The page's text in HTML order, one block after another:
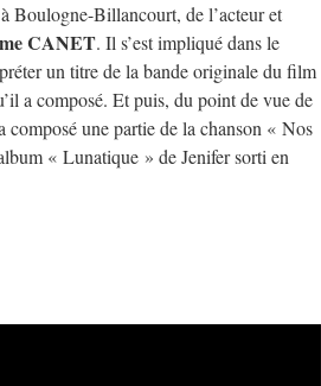
Boulogne-Billancourt, de l’acteur et
CANET. Il s’est impliqué dans le
un titre de la bande originale du film
a composé. Et puis, du point de vue de
composé une partie de la chanson « Nos
« Lunatique » de Jenifer sorti en